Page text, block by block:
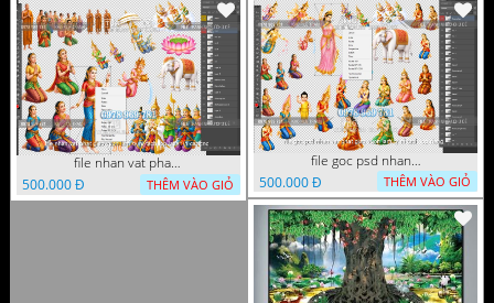
file nhan vat phat giao vuon lam ty ni tach lop layer in cat cnc
500.000 Đ
THÊM VÀO GIỎ
file goc psd nhan vat phat giao vuon lam ty ni tach lop rieng
500.000 Đ
THÊM VÀO GIỎ